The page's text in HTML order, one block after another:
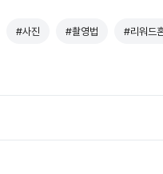
#사진 #촬영법 #리워드